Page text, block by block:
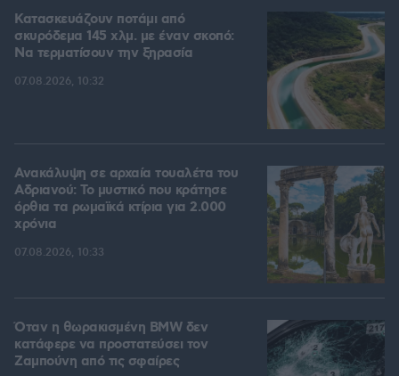
Κατασκευάζουν ποτάμι από
σκυρόδεμα 145 χλμ. με έναν σκοπό:
Να τερματίσουν την ξηρασία
07.08.2026, 10:32
Ανακάλυψη σε αρχαία τουαλέτα του
Αδριανού: Το μυστικό που κράτησε
όρθια τα ρωμαϊκά κτίρια για 2.000
χρόνια
07.08.2026, 10:33
Όταν η θωρακισμένη BMW δεν
κατάφερε να προστατεύσει τον
Ζαμπούνη από τις σφαίρες